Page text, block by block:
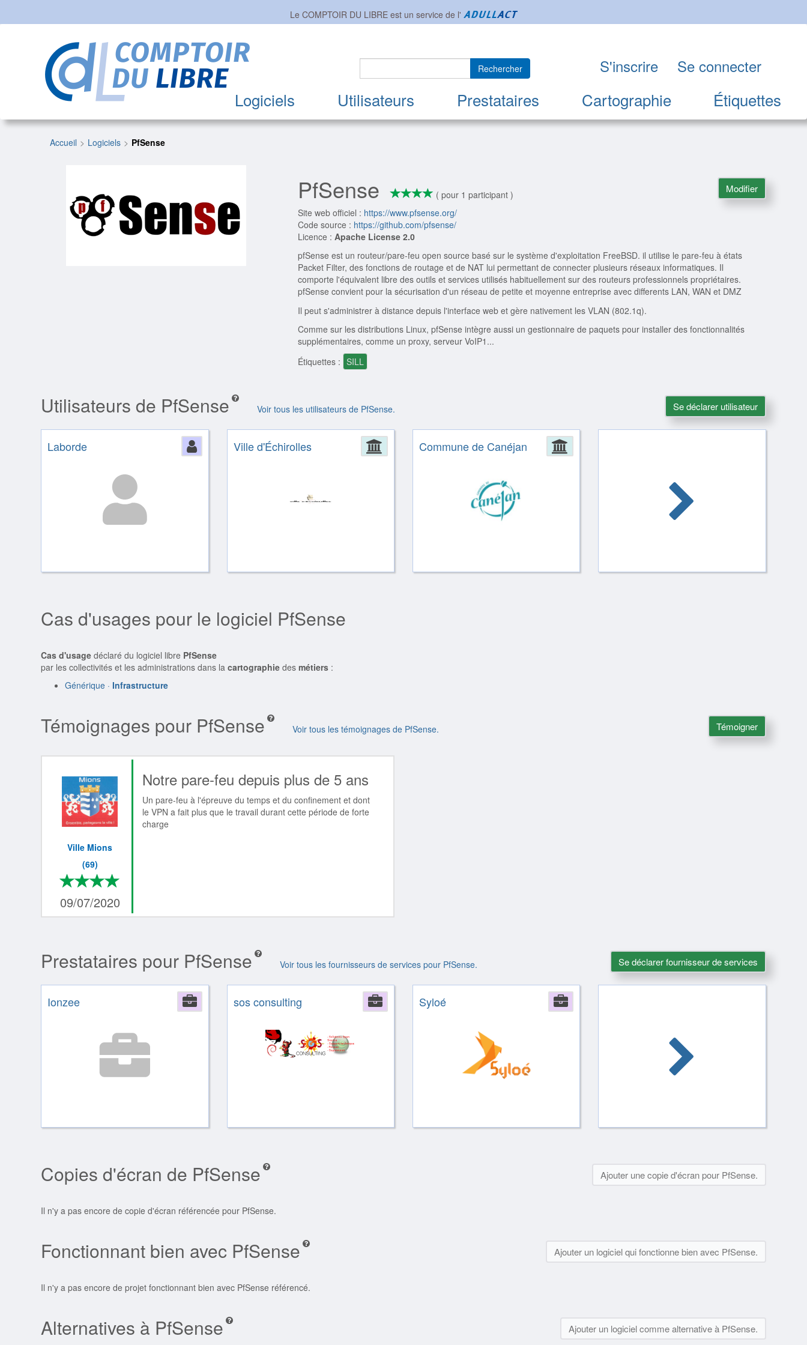
Le COMPTOIR DU LIBRE est un service de l'
Logiciels Utilisateurs Prestataires Cartographie Étiquettes
Rechercher S'inscrire Se connecter
Accueil Logiciels PfSense
PfSense ****
4/4
( pour 1 participant )
Site web officiel : https://www.pfsense.org/
Code source : https://github.com/pfsense/
Licence : Apache License 2.0
pfSense est un routeur/pare-feu open source basé sur le système d'exploitation FreeBSD. il utilise le pare-feu à états
Packet Filter, des fonctions de routage et de NAT lui permettant de connecter plusieurs réseaux informatiques. Il
comporte l'équivalent libre des outils et services utilisés habituellement sur des routeurs professionnels propriétaires.
pfSense convient pour la sécurisation d'un réseau de petite et moyenne entreprise avec differents LAN, WAN et DMZ
Il peut s'administrer à distance depuis l'interface web et gère nativement les VLAN (802.1q).
Comme sur les distributions Linux, pfSense intègre aussi un gestionnaire de paquets pour installer des fonctionnalités
supplémentaires, comme un proxy, serveur VoIP1...
Étiquettes : SILL
Modifier
Utilisateurs de PfSense Voir tous les utilisateurs de PfSense. Se déclarer utilisateur
Person
Laborde Administration
Ville d'Échirolles Commune de Canéjan
Cas d'usages pour le logiciel PfSense
Cas d'usage déclaré du logiciel libre PfSense
par les collectivités et les administrations dans lacartographie desmétiers :
Générique ·Infrastructure
Témoignages pour PfSense Voir tous les témoignages de PfSense. Témoigner
Ville Mions
(69)
****
4/4
09/07/2020
Notre pare-feu depuis plus de 5 ans
Un pare-feu à l'épreuve du temps et du confinement et dont
le VPN a fait plus que le travail durant cette période de forte
charge
Prestataires pour PfSense Voir tous les fournisseurs de services pour PfSense. Se déclarer fournisseur de services
Company
Ionzee Company
sos consulting Company
Syloé
Copies d'écran de PfSense Ajouter une copie d'écran pour PfSense.
Il n'y a pas encore de copie d'écran référencée pour PfSense.
Fonctionnant bien avec PfSense Ajouter un logiciel qui fonctionne bien avec PfSense.
Il n'y a pas encore de projet fonctionnant bien avec PfSense référencé.
Alternatives à PfSense Ajouter un logiciel comme alternative à PfSense.